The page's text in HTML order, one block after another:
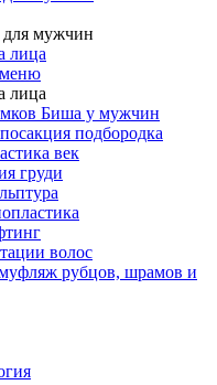
для мужчин
лица
лица
Биша у мужчин
подбородка
век
груди
волос
рубцов, шрамов и